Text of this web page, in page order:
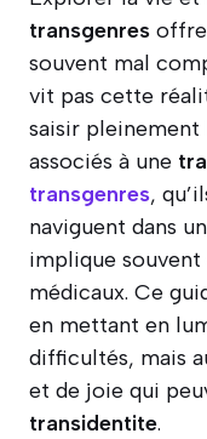
transgenres
souvent mal
vit pas cette
saisir
associés à une
transgenres,
naviguent dans
implique souvent
médicaux. Ce
en mettant en
difficultés, mais
et de joie qui
transidentite.